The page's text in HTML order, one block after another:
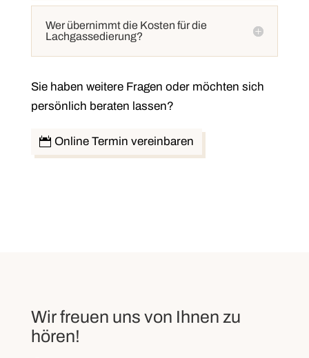
Wer übernimmt die Kosten für die
Lachgassedierung?
Sie haben weitere Fragen oder möchten sich
persönlich beraten lassen?
Online Termin vereinbaren
Wir freuen uns von Ihnen zu
hören!